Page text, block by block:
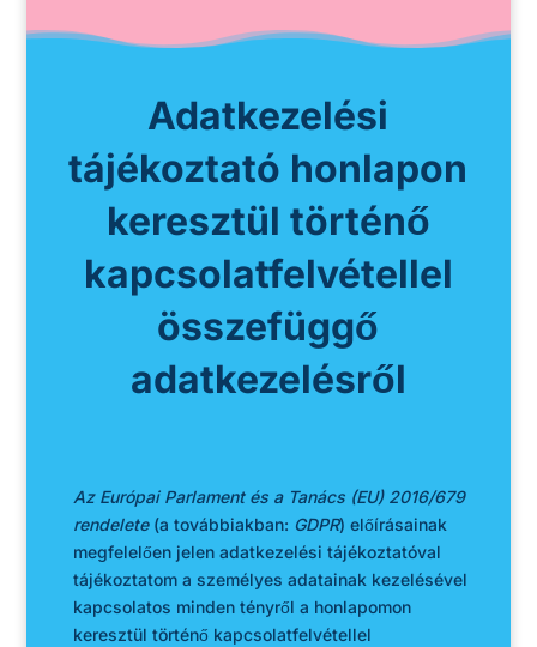
Adatkezelési
tájékoztató honlapon
keresztül történő
kapcsolatfelvétellel
összefüggő
adatkezelésről
Az Európai Parlament és a Tanács (EU) 2016/679
rendelete(a továbbiakban: GDPR) előírásainak
megfelelően jelen adatkezelési tájékoztatóval
tájékoztatom a személyes adatainak kezelésével
kapcsolatos minden tényről a honlapomon
keresztül történő kapcsolatfelvétellel